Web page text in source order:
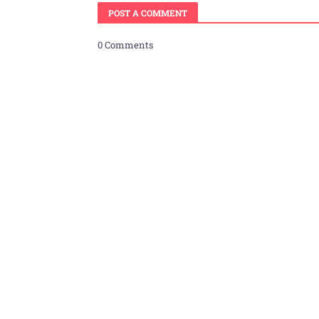
POST A COMMENT
0 Comments